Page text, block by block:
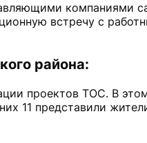
компаниями
встречу с
района:
проектов ТОС. В
11 представили